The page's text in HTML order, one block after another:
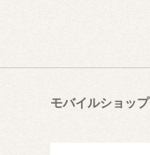
モバイルショップ